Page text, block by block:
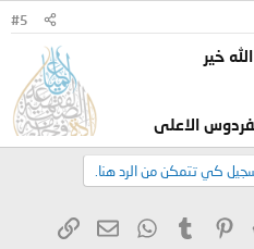
#5
خير
الاعلى
كي تتمكن من الرد هنا.
Reddit
Pinterest
Tumblr
WhatsApp
البريد